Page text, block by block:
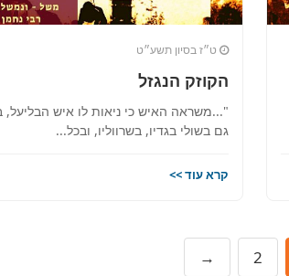
ט״ז בסיון תשע״ט
הקוזק הנגזל
"...משראה האיש כי ניאות לו איש הבליעל,
גם בשולי בגדיו, בשרווליו, ובכל...
קרא עוד >>
2
→